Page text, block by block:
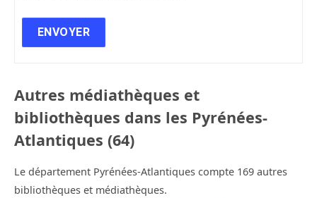
Autres médiathèques et
bibliothèques dans les Pyrénées-
Atlantiques (64)
Le département Pyrénées-Atlantiques compte 169 autres
bibliothèques et médiathèques.